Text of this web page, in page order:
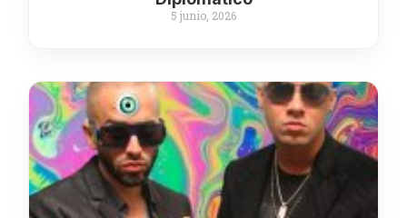
5 junio, 2026